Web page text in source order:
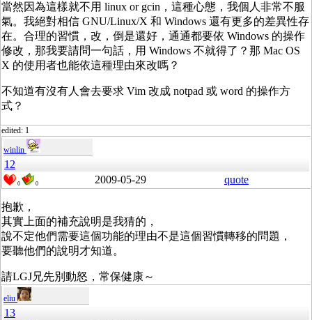
當然因為這樣就不用 linux or gcin，這種心態，我個人非常不服
氣。我絕對相信 GNU/Linux/X 和 Windows 還有更多的差異性存
在。合理的習慣，改，倒是還好，通通都要依 Windows 的操作
修改，那我要請問一句話，用 Windows 不就得了？那 Mac OS
X 的使用者也能依這種理由來改嗎？
不知道有沒有人會去要求 Vim 改成 notpad 或 word 的操作方
式？
edited: 1
winlin
12
0 0 2009-05-29 quote
抱歉，
其實上面的補充說明是我猜的，
說不定他們需要這個功能的理由不是這個習慣轉移的問題，
要聽他們的說明才知道。
請LGJ兄先別動怒，常保健康～
eliu
13